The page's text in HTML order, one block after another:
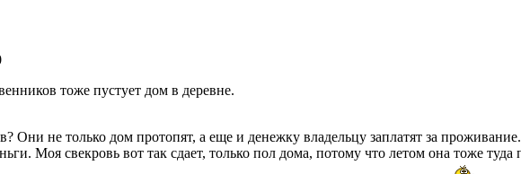
тоже пустует дом в деревне.
Они не только дом протопят, а еще и денежку владельцу заплатят за
Моя свекровь вот так сдает, только пол дома, потому что летом она тоже